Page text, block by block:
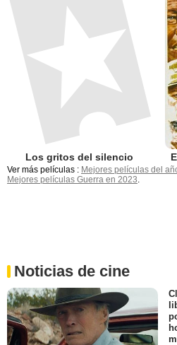
Los gritos del silencio
Ver más películas : Mejores películas del
Mejores películas Guerra en 2023
Noticias de cine